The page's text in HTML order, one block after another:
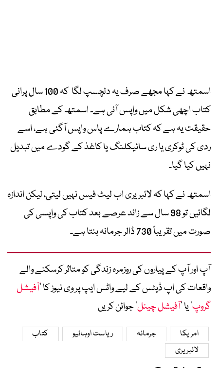
اسمتھ نے کہا مجھے صرف یہ دلچسپ لگا کہ 100 سال پرانی
کتاب اچھی شکل میں واپس آئی ہے۔ اسمتھ کے مطابق
حقیقت یہ ہے کہ کتاب ہمارے پاس واپس آگئی ہے، اسے
ردی کی ٹوکری یا ری سائیکلنگ یا کاغذ کے گودے میں تبدیل
نہیں کیا گیا۔
اسمتھ نے کہا کہ لائبریری اب لیٹ فیس نہیں لیتی، لیکن اندازہ
لگائیں تو 98 سال سے زائد عرصے بعد کتاب کی واپسی کی
صورت میں تقریباً 730 ڈالر جرمانہ بنتا ہے۔
آپ اور آپ کے پیاروں کی روزمرہ زندگی کو متاثر کرسکنے والے
واقعات کی اپ ڈیٹس کے لیے واٹس ایپ پر وی نیوز کا ’آفیشل
گروپ‘ یا ’آفیشل چینل‘ جوائن کریں
امریکا جرمانہ ریاست اوہائیو
کتاب
لائبریری